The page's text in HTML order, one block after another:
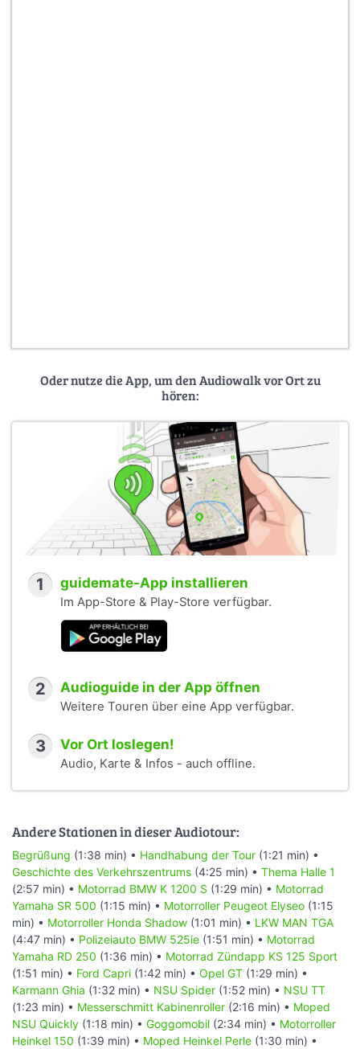
Oder nutze die App, um den Audiowalk vor Ort zu
hören:
1 guidemate-App installieren
Im App-Store & Play-Store verfügbar.
2 Audioguide in der App öffnen
Weitere Touren über eine App verfügbar.
3 Vor Ort loslegen!
Audio, Karte & Infos - auch offline.
Andere Stationen in dieser Audiotour:
Begrüßung (1:38 min) • Handhabung der Tour (1:21 min) •
Geschichte des Verkehrszentrums (4:25 min) • Thema Halle 1
(2:57 min) • Motorrad BMW K 1200 S (1:29 min) • Motorrad
Yamaha SR 500 (1:15 min) • Motorroller Peugeot Elyseo (1:15
min) • Motorroller Honda Shadow (1:01 min) • LKW MAN TGA
(4:47 min) • Polizeiauto BMW 525ie (1:51 min) • Motorrad
Yamaha RD 250 (1:36 min) • Motorrad Zündapp KS 125 Sport
(1:51 min) • Ford Capri (1:42 min) • Opel GT (1:29 min) •
Karmann Ghia (1:32 min) • NSU Spider (1:52 min) • NSU TT
(1:23 min) • Messerschmitt Kabinenroller (2:16 min) • Moped
NSU Quickly (1:18 min) • Goggomobil (2:34 min) • Motorroller
Heinkel 150 (1:39 min) • Moped Heinkel Perle (1:30 min) •